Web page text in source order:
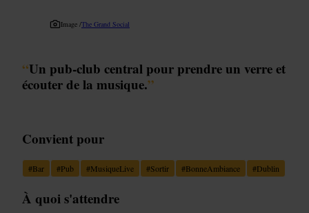
Image /The Grand Social
“Un pub-club central pour prendre un verre et
écouter de la musique.”
Convient pour
#Bar #Pub #MusiqueLive #Sortir #BonneAmbiance #Dublin
À quoi s'attendre